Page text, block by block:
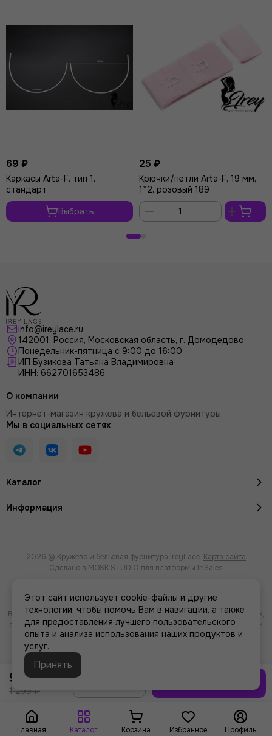
999 ₽
1 299 ₽
69 ₽
Каркасы Arta-F, тип 1,
стандарт
Выбрать
25 ₽
Крючки/петли Arta-F, 19 мм,
1*2, розовый 189
info@ireylace.ru
142001, Россия, Московская область, г. Домодедово
Понедельник-пятница с 9:00 до 16:00
ИП Бузикова Татьяна Владимировна
ИНН: 662701653486
Каталог
Информация
О компании
Интернет-магазин кружева и бельевой фурнитуры
Мы в социальных сетях
2026 © Кружево и бельевая фурнитура IreyLace. Карта сайта
Сделано в MOSK.STUDIO для платформы InSales
Вся представленная на сайте информация, касающаяся характеристик,
стоимости товаров и услуг, носит информационный характер и ни при
каких условиях не является публичной офертой, определяемой
положениями Статьи 437(2) Гражданского кодекса РФ.
Главная Каталог Корзина Избранное Профиль
Этот сайт использует cookie-файлы и другие
технологии, чтобы помочь Вам в навигации, а также
для предоставления лучшего пользовательского
опыта и анализа использования наших продуктов и
услуг.
Принять